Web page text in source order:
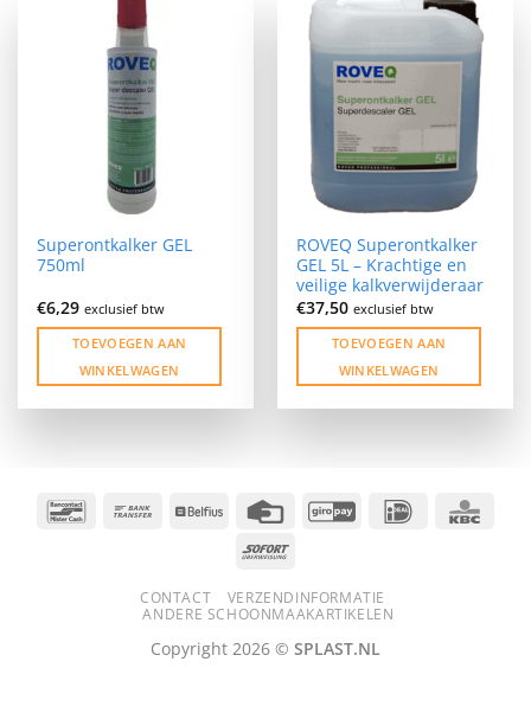
Superontkalker GEL
750ml
€6,29 exclusief btw
TOEVOEGEN AAN
WINKELWAGEN
ROVEQ Superontkalker
GEL 5L – Krachtige en
veilige kalkverwijderaar
€37,50 exclusief btw
TOEVOEGEN AAN
WINKELWAGEN
BancontactBank
Belfius
Credit
GiroPay IDeal
Sofort
CONTACT
VERZENDINFORMATIE
ANDERE SCHOONMAAKARTIKELEN
Copyright 2026 © SPLAST.NL